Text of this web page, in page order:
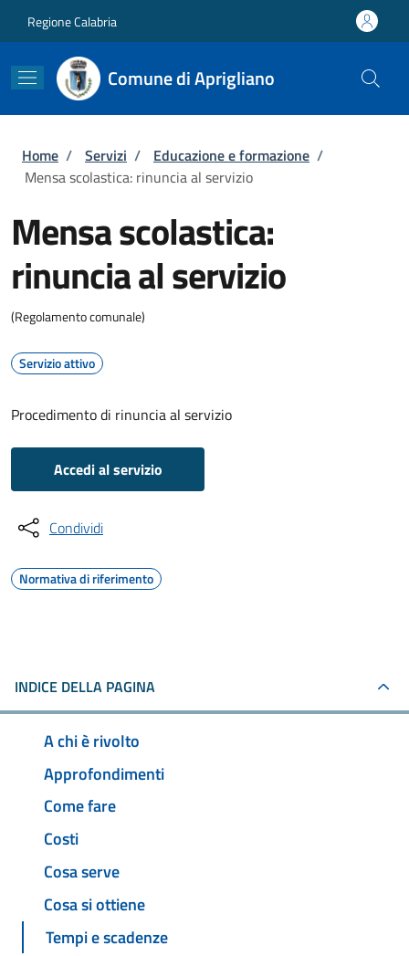
Regione Calabria
Comune di Aprigliano
Briciole di pane
Home / Servizi / Educazione e formazione /
Mensa scolastica: rinuncia al servizio
Mensa scolastica:
rinuncia al servizio
(Regolamento comunale)
Servizio attivo
Procedimento di rinuncia al servizio
Accedi al servizio
Condividi
Normativa di riferimento
INDICE DELLA PAGINA
A chi è rivolto
Approfondimenti
Come fare
Costi
Cosa serve
Cosa si ottiene
Tempi e scadenze